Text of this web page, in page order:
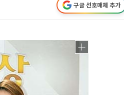
구글 선호매체 추가